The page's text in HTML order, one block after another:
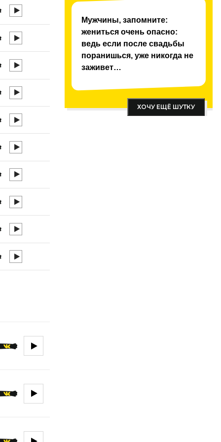
Мужчины, запомните:
жениться очень опасно:
ведь если после свадьбы
поранишься, уже никогда не
заживет…
ХОЧУ ЕЩЁ ШУТКУ